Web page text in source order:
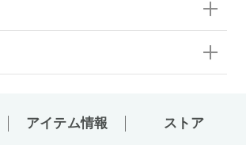
アイテム情報 ストア